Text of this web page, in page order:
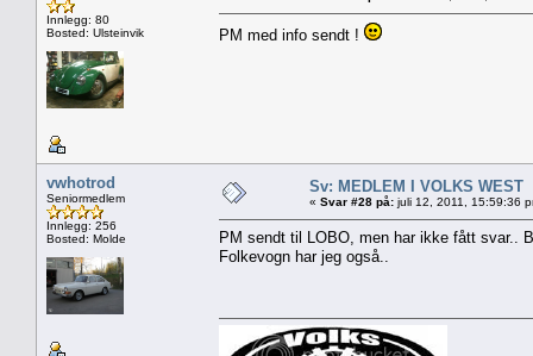
Innlegg: 80
Bosted: Ulsteinvik
PM med info sendt !
vwhotrod
Seniormedlem
Innlegg: 256
Bosted: Molde
Sv: MEDLEM I VOLKS WEST
« Svar #28 på: juli 12, 2011, 15:59:36
PM sendt til LOBO, men har ikke fått svar..
Folkevogn har jeg også..